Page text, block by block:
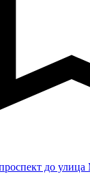
до улица